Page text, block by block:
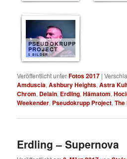
PSEUDOKRUPP
PROJECT
5 BILDER
Veröffentlicht unterFotos 2017 |
Amduscia,Ashbury Heights,Astra
Chrom, Delain, Erdling,Hämatom,
Weekender, Pseudokrupp Project,
Erdling – Supernova